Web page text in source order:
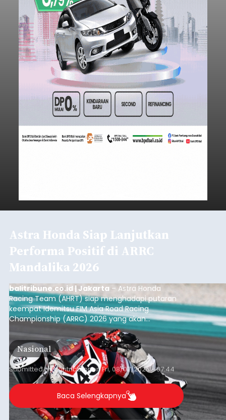
Astra Honda Siap Lanjutkan
Performa Positif di ARRC
Mandalika 2026
balitribune.co.id | Jakarta – Astra Honda
Racing Team (AHRT) siap menghadapi putaran
keempat Idemitsu FIM Asia Road Racing
Championship (ARRC) 2026 yang akan
berlangsung di Pertamina Mandalika
International Circuit, Lombok, Nusa Tenggara
Barat, pada 7–9 Agustus 2026.
Nasional
Submitted bycontributoronFri, 08/07/2026 - 07:44
Baca Selengkapnya